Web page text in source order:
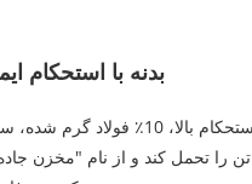
بدنه با استحکام
تا 77.4٪ فولاد با استحکام بالا، 10٪
تواند فشار تا 9 تن را تحمل کند و از نام "مخزن